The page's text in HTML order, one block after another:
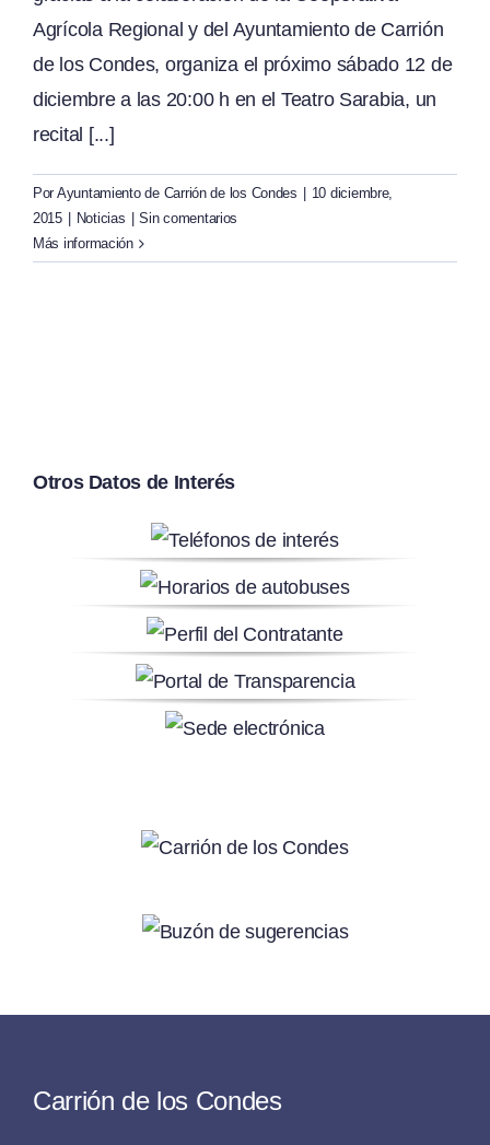
Agrícola Regional y del Ayuntamiento de Carrión
de los Condes, organiza el próximo sábado 12 de
diciembre a las 20:00 h en el Teatro Sarabia, un
recital [...]
Por Ayuntamiento de Carrión de los Condes
10 diciembre,
2015
Noticias
Sin comentarios
Más información
Otros Datos de Interés
Carrión de los Condes